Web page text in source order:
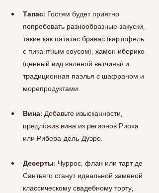
Тапас: Гостям будет приятно
попробовать разнообразные закуски,
такие как пататас бравас (картофель
с пикантным соусом), хамон иберико
(ценный вид вяленой ветчины) и
традиционная паэлья с шафраном и
морепродуктами.
Вина: Добавьте изысканности,
предложив вина из регионов Риоха
или Рибера-дель-Дуэро.
Десерты: Чуррос, флан или тарт де
Сантьяго станут идеальной заменой
классическому свадебному торту,